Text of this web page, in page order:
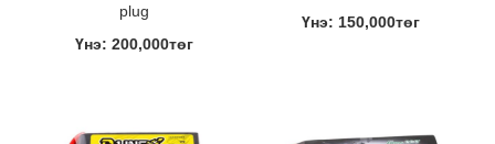
plug
Үнэ: 200,000төг
Үнэ: 150,000төг